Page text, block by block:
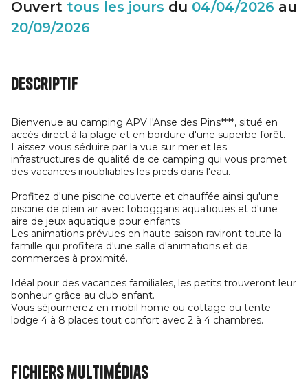
Ouvert tous les jours du 04/04/2026 au
20/09/2026
Descriptif
Bienvenue au camping APV l'Anse des Pins****, situé en
accès direct à la plage et en bordure d'une superbe forêt.
Laissez vous séduire par la vue sur mer et les
infrastructures de qualité de ce camping qui vous promet
des vacances inoubliables les pieds dans l'eau.
Profitez d'une piscine couverte et chauffée ainsi qu'une
piscine de plein air avec toboggans aquatiques et d'une
aire de jeux aquatique pour enfants.
Les animations prévues en haute saison raviront toute la
famille qui profitera d'une salle d'animations et de
commerces à proximité.
Idéal pour des vacances familiales, les petits trouveront leur
bonheur grâce au club enfant.
Vous séjournerez en mobil home ou cottage ou tente
lodge 4 à 8 places tout confort avec 2 à 4 chambres.
Fichiers multimédias